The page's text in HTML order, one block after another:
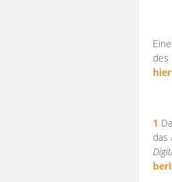
des
hier
1
das